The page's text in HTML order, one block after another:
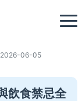
2026-06-05
飲食禁忌全